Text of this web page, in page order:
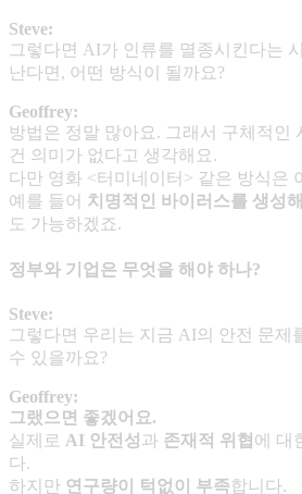
Steve:
그렇다면 AI가 인류를 멸종시킨다는
난다면, 어떤 방식이 될까요?
Geoffrey:
방법은 정말 많아요. 그래서 구체적인
건 의미가 없다고 생각해요.
다만 영화 <터미네이터> 같은 방식은
예를 들어 치명적인 바이러스를 생성
도 가능하겠죠.
정부와 기업은 무엇을 해야 하나?
Steve:
그렇다면 우리는 지금 AI의 안전 문제
수 있을까요?
Geoffrey:
그랬으면 좋겠어요.
실제로 AI 안전성과 존재적 위협 에 대
다.
하지만 연구량이 턱없이 부족합니다.